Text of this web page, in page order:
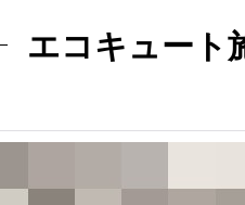
エコキュート